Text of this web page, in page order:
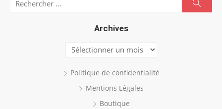
Archives
Archives
Politique de confidentialité
Mentions Légales
Boutique